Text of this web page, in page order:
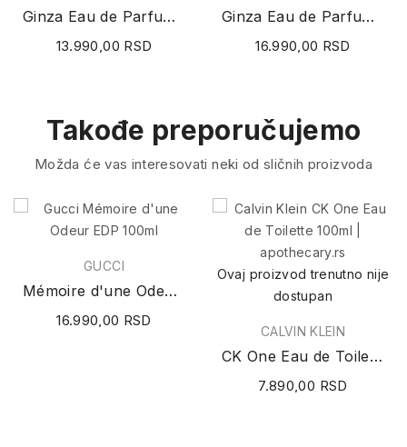
Ginza Eau de Parfum 50ml
13.990,00 RSD
Ginza Eau de Parfum 90ml
16.990,00 RSD
Takođe preporučujemo
Možda će vas interesovati neki od sličnih proizvoda
GUCCI
Mémoire d'une Odeur EDP 100ml
16.990,00 RSD
Ovaj proizvod trenutno nije
dostupan
CALVIN KLEIN
CK One Eau de Toilette 100ml
7.890,00 RSD